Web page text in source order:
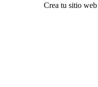
Crea tu sitio web